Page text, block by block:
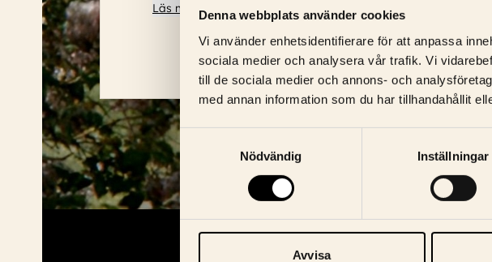
Denna webbplats använder cookies
Vi använder enhetsidentifierare för att anpassa
sociala medier och analysera vår trafik. Vi
till de sociala medier och annons- och
med annan information som du har tillhandahållit
Nödvändig
Inställningar
Avvisa
Läs mer